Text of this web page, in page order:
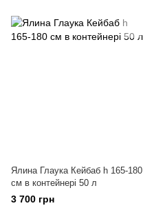
Ялина Глаука Кейбаб h 165-180
см в контейнері 50 л
3 700 грн